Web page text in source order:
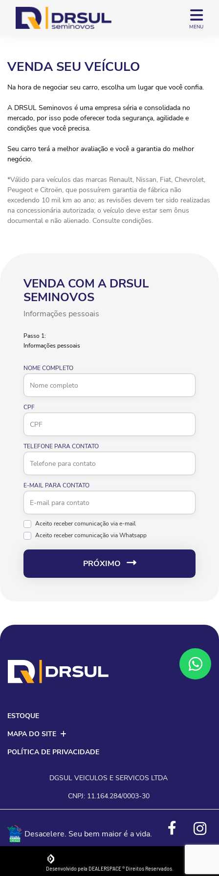
MENU
VENDA SEU VEÍCULO
Na hora de negociar seu carro, escolha um lugar que você confia.
A DRSUL Seminovos é uma empresa séria e consolidada no
mercado, por isso pode oferecer toda segurança, agilidade e
condições que você precisa.
Seu carro terá a melhor avaliação e você a garantia do melhor
negócio.
*Válido para veículos das marcas Renault, Nissan, Fiat, Chevrolet,
Peugeot e Citroën, que possuírem garantia de fábrica não
excedendo 10 mil km ao ano; as revisões devem ter sido realizadas
na concessionária autorizada; o veículo deve estar sem ônus
documental e não alienado. Consulte condições.
VENDA COM A DRSUL
SEMINOVOS
Informações pessoais
Passo 1:
Informações pessoais
NOME COMPLETO
CPF
TELEFONE PARA CONTATO
E-MAIL PARA CONTATO
Aceito receber comunicação via e-mail
Aceito receber comunicação via Whatsapp
PRÓXIMO
ESTOQUE
MAPA DO SITE
POLÍTICA DE PRIVACIDADE
DGSUL VEICULOS E SERVICOS LTDA
CNPJ: 11.164.284/0003-30
Desacelere. Seu bem maior é a vida.
Desenvolvido pela DEALERSPACE ® Direitos Reservados.